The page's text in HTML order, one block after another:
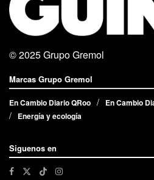
© 2025Grupo Gremol
Marcas Grupo Gremol
En Cambio Diario QRoo En Cambio
Energía y ecología
Siguenos en